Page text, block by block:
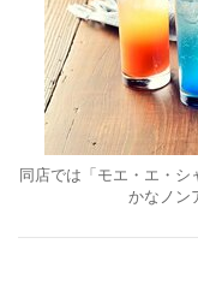
同店では「モエ・エ・
かなノン